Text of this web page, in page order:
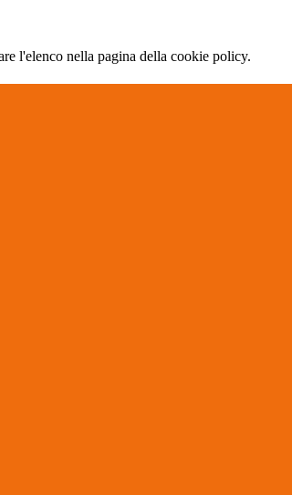
l'elenco nella pagina della cookie policy.